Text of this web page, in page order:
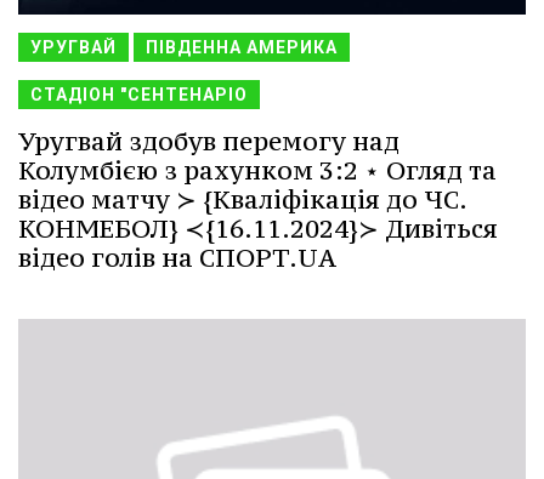
УРУГВАЙ ПІВДЕННА АМЕРИКА
СТАДІОН "СЕНТЕНАРІО
Уругвай здобув перемогу над
Колумбією з рахунком 3:2 ⋆ Огляд та
відео матчу ≻ {Кваліфікація до ЧС.
КОНМЕБОЛ} ≺{16.11.2024}≻ Дивіться
відео голів на СПОРТ.UA